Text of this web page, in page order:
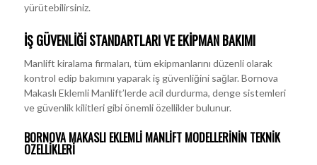
yürütebilirsiniz.
İŞ GÜVENLIĞI STANDARTLARI VE EKIPMAN BAKIMI
Manlift kiralama firmaları, tüm ekipmanlarını düzenli olarak
kontrol edip bakımını yaparak iş güvenliğini sağlar. Bornova
Makaslı Eklemli Manlift’lerde acil durdurma, denge sistemleri
ve güvenlik kilitleri gibi önemli özellikler bulunur.
BORNOVA MAKASLI EKLEMLI MANLIFT MODELLERININ TEKNIK
ÖZELLIKLERI